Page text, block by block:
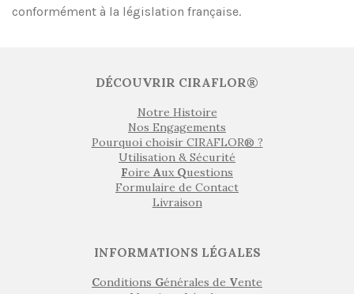
conformément à la législation française.
DÉCOUVRIR CIRAFLOR®
Notre Histoire
Nos Engagements
Pourquoi choisir CIRAFLOR® ?
Utilisation & Sécurité
Foire Aux Questions
Formulaire de Contact
Livraison
INFORMATIONS LÉGALES
Conditions Générales de Vente